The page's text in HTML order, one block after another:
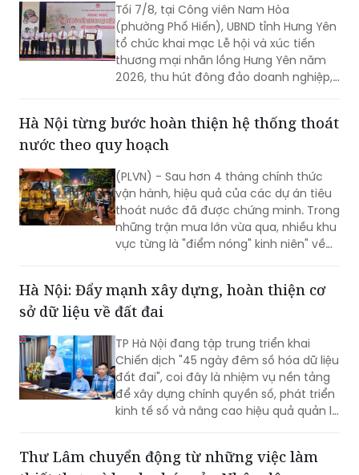
Tối 7/8, tại Công viên Nam Hòa
(phường Phố Hiến), UBND tỉnh Hưng Yên
tổ chức khai mạc Lễ hội và xúc tiến
thương mại nhãn lồng Hưng Yên năm
2026, thu hút đông đảo doanh nghiệp,
Hà Nội từng bước hoàn thiện hệ thống thoát
nước theo quy hoạch
(PLVN) - Sau hơn 4 tháng chính thức
vận hành, hiệu quả của các dự án tiêu
thoát nước đã được chứng minh. Trong
những trận mưa lớn vừa qua, nhiều khu
vực từng là "điểm nóng" kinh niên" về
Hà Nội: Đẩy mạnh xây dựng, hoàn thiện cơ
sở dữ liệu về đất đai
TP Hà Nội đang tập trung triển khai
Chiến dịch "45 ngày đêm số hóa dữ liệu
đất đai", coi đây là nhiệm vụ nền tảng
để xây dựng chính quyền số, phát triển
kinh tế số và nâng cao hiệu quả quản lý
Thư Lâm chuyển động từ những việc làm